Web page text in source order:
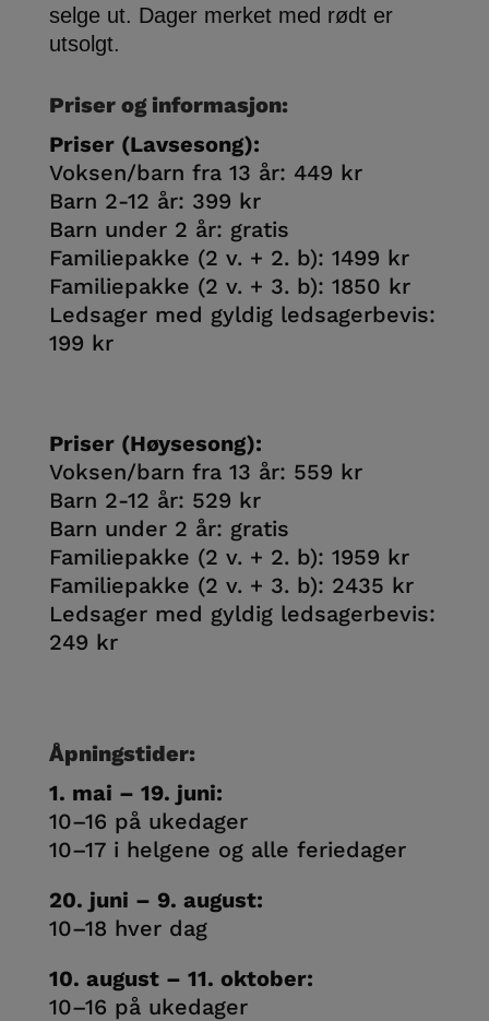
selge ut. Dager merket med rødt er
utsolgt.
Priser og informasjon:
Priser (Lavsesong):
Voksen/barn fra 13 år: 449 kr
Barn 2-12 år: 399 kr
Barn under 2 år: gratis
Familiepakke (2 v. + 2. b): 1499 kr
Familiepakke (2 v. + 3. b): 1850 kr
Ledsager med gyldig ledsagerbevis:
199 kr
Priser (Høysesong):
Voksen/barn fra 13 år: 559 kr
Barn 2-12 år: 529 kr
Barn under 2 år: gratis
Familiepakke (2 v. + 2. b): 1959 kr
Familiepakke (2 v. + 3. b): 2435 kr
Ledsager med gyldig ledsagerbevis:
249 kr
Åpningstider:
1. mai – 19. juni:
10–16 på ukedager
10–17 i helgene og alle feriedager
20. juni – 9. august:
10–18 hver dag
10. august – 11. oktober:
10–16 på ukedager